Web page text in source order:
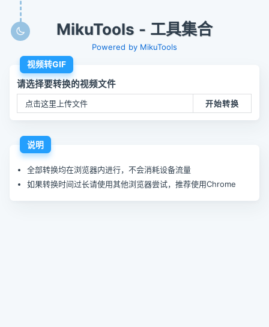
MikuTools - 工具集合
Powered by MikuTools
视频转GIF
请选择要转换的视频文件
点击这里上传文件 开始转换
说明
全部转换均在浏览器内进行，不会消耗设备流量
如果转换时间过长请使用其他浏览器尝试，推荐使用Chrome